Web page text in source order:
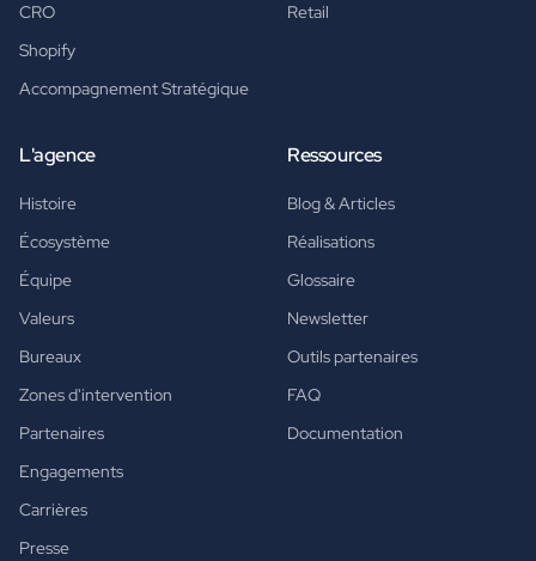
CRO
Shopify
Accompagnement Stratégique
Retail
L'agence
Histoire
Écosystème
Équipe
Valeurs
Bureaux
Zones d'intervention
Partenaires
Engagements
Carrières
Presse
Ressources
Blog & Articles
Réalisations
Glossaire
Newsletter
Outils partenaires
FAQ
Documentation